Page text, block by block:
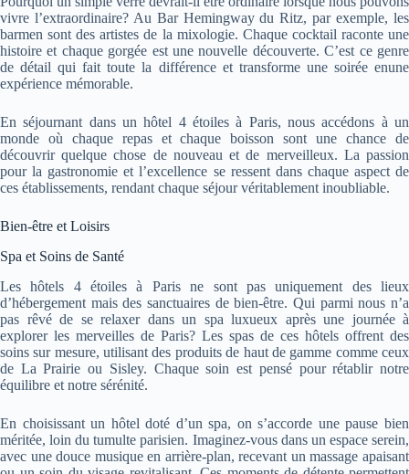
vivre l’extraordinaire? Au Bar Hemingway du Ritz, par exemple, les
barmen sont des artistes de la mixologie. Chaque cocktail raconte une
histoire et chaque gorgée est une nouvelle découverte. C’est ce genre
de détail qui fait toute la différence et transforme une soirée enune
expérience mémorable.
En séjournant dans un hôtel 4 étoiles à Paris, nous accédons à un
monde où chaque repas et chaque boisson sont une chance de
découvrir quelque chose de nouveau et de merveilleux. La passion
pour la gastronomie et l’excellence se ressent dans chaque aspect de
ces établissements, rendant chaque séjour véritablement inoubliable.
Bien-être et Loisirs
Spa et Soins de Santé
Les hôtels 4 étoiles à Paris ne sont pas uniquement des lieux
d’hébergement mais des sanctuaires de bien-être. Qui parmi nous n’a
pas rêvé de se relaxer dans un spa luxueux après une journée à
explorer les merveilles de Paris? Les spas de ces hôtels offrent des
soins sur mesure, utilisant des produits de haut de gamme comme ceux
de La Prairie ou Sisley. Chaque soin est pensé pour rétablir notre
équilibre et notre sérénité.
En choisissant un hôtel doté d’un spa, on s’accorde une pause bien
méritée, loin du tumulte parisien. Imaginez-vous dans un espace serein,
avec une douce musique en arrière-plan, recevant un massage apaisant